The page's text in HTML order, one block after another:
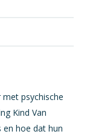
psychische
Kind Van
en hoe dat hun